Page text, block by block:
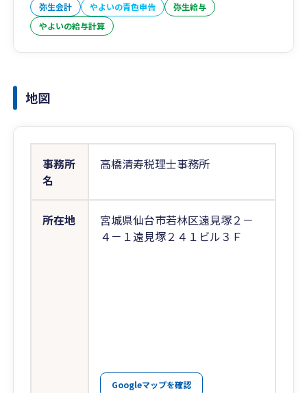
弥生会計 やよいの青色申告
弥生給与
やよいの給与計算
地図
事務所
名
高橋清寿税理士事務所
所在地
宮城県仙台市若林区遠見塚２－
４－１遠見塚２４１ビル３Ｆ
Googleマップを確認